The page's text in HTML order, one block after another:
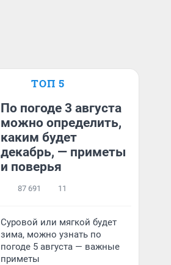
ТОП 5
По погоде 3 августа
можно определить,
каким будет
декабрь, — приметы
и поверья
87 691 11
Суровой или мягкой будет
зима, можно узнать по
погоде 5 августа — важные
приметы